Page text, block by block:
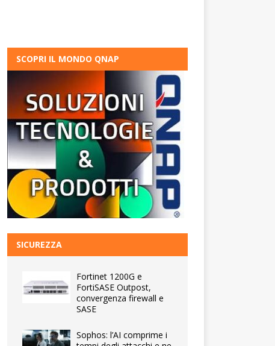
SCOPRI IL MONDO QNAP
SICUREZZA
Fortinet 1200G e
FortiSASE Outpost,
convergenza firewall e
SASE
Sophos: l’AI comprime i